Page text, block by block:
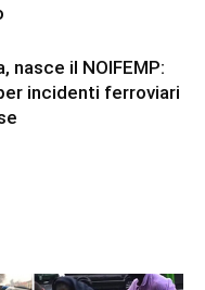
nasce il NOIFEMP:
incidenti ferroviari